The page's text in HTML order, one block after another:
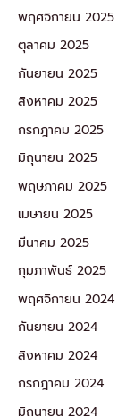
พฤศจิกายน 2025
ตุลาคม 2025
กันยายน 2025
สิงหาคม 2025
กรกฎาคม 2025
มิถุนายน 2025
พฤษภาคม 2025
เมษายน 2025
มีนาคม 2025
กุมภาพันธ์ 2025
พฤศจิกายน 2024
กันยายน 2024
สิงหาคม 2024
กรกฎาคม 2024
มิถุนายน 2024